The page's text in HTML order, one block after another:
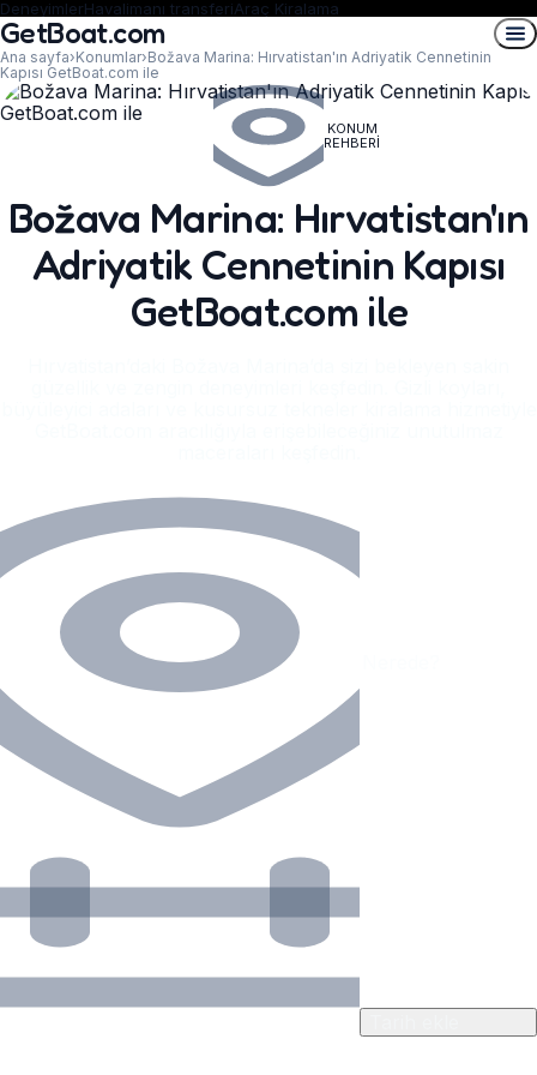
DeneyimlerHavalimanı transferiAraç Kiralama
GetBoat.com
Ana sayfa›Konumlar›Božava Marina: Hırvatistan'ın Adriyatik Cennetinin
Kapısı GetBoat.com ile
KONUM
REHBERI
Božava Marina: Hırvatistan'ın
Adriyatik Cennetinin Kapısı
GetBoat.com ile